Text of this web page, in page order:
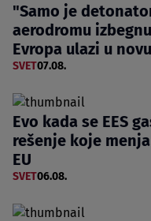
"Samo je
aerodromu
Evropa ulazi u
SVET07.08.
Evo kada se EES
rešenje koje
EU
SVET06.08.